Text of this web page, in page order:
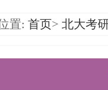
方式：论文、
置: 首页> 北大考